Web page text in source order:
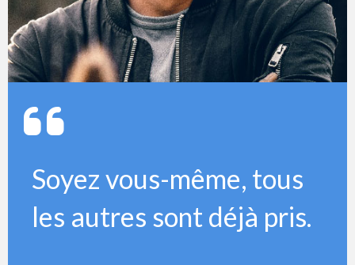
Soyez vous-même, tous
les autres sont déjà pris.